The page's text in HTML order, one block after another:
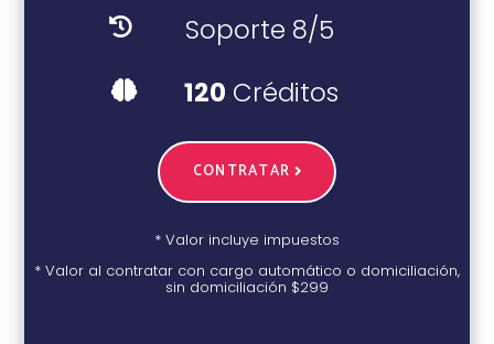
 Soporte 8/5
 120 Créditos
CONTRATAR
* Valor incluye impuestos
* Valor al contratar con cargo automático o domiciliación,
sin domiciliación $299